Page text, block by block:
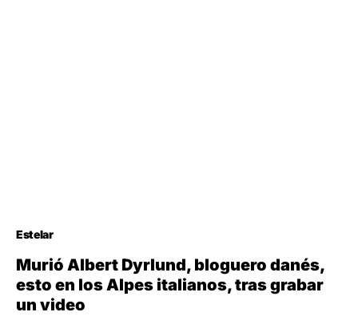
Estelar
Murió Albert Dyrlund, bloguero danés,
esto en los Alpes italianos, tras grabar
un video